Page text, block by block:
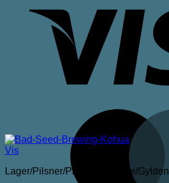
Vis
Lager/Pilsner/Pale Ale/Blonde/Gylden